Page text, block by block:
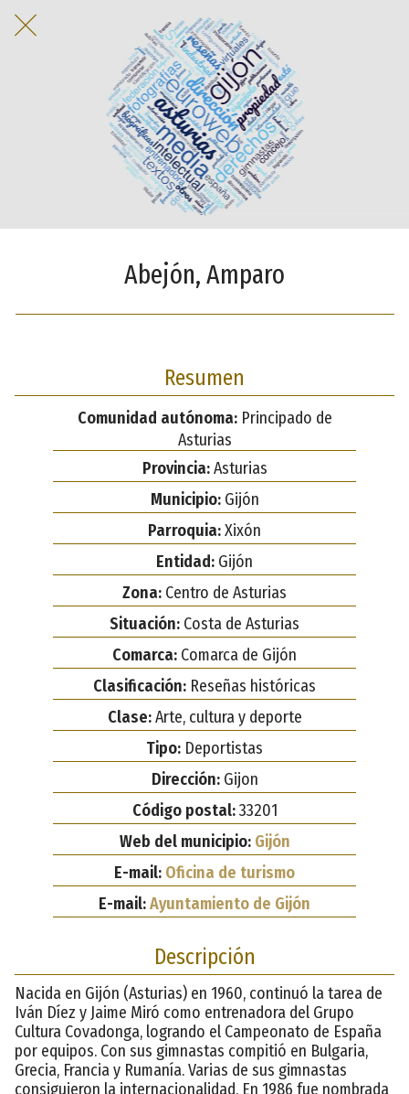
Abejón, Amparo
Resumen
Comunidad autónoma:Principado de
Asturias
Provincia:Asturias
Municipio:Gijón
Parroquia:Xixón
Entidad: Gijón
Zona: Centro de Asturias
Situación: Costa de Asturias
Comarca: Comarca de Gijón
Clasificación: Reseñas históricas
Clase:Arte, cultura y deporte
Tipo: Deportistas
Dirección:Gijon
Código postal:33201
Web del municipio: Gijón
E-mail: Oficina de turismo
E-mail:Ayuntamiento de Gijón
Descripción
Nacida en Gijón (Asturias) en 1960, continuó la tarea de
Iván Díez y Jaime Miró como entrenadora del Grupo
Cultura Covadonga, logrando el Campeonato de España
por equipos. Con sus gimnastas compitió en Bulgaria,
Grecia, Francia y Rumanía. Varias de sus gimnastas
consiguieron la internacionalidad. En 1986 fue nombrada